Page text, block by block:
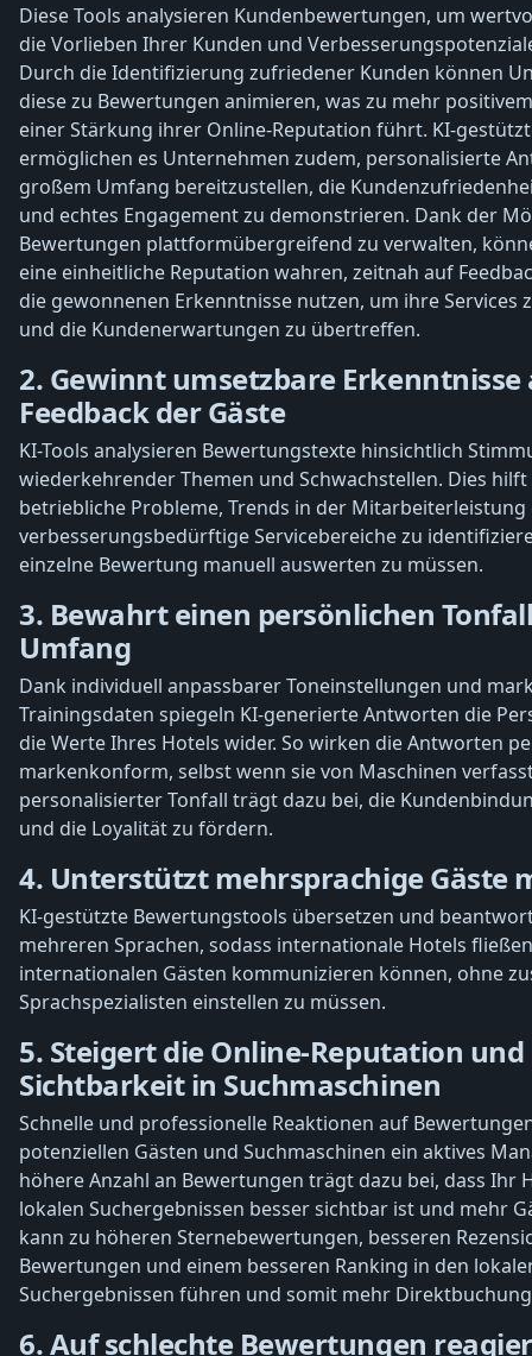
Diese Tools analysieren Kundenbewertungen, um
die Vorlieben Ihrer Kunden und
Durch die Identifizierung zufriedener Kunden können
diese zu Bewertungen animieren, was zu mehr
einer Stärkung ihrer Online-Reputation führt. KI-
ermöglichen es Unternehmen zudem, personalisierte
großem Umfang bereitzustellen, die
und echtes Engagement zu demonstrieren. Dank der
Bewertungen plattformübergreifend zu verwalten,
eine einheitliche Reputation wahren, zeitnah auf
die gewonnenen Erkenntnisse nutzen, um ihre Services
und die Kundenerwartungen zu übertreffen.
2. Gewinnt umsetzbare Erkenntnisse
Feedback der Gäste
KI-Tools analysieren Bewertungstexte hinsichtlich
wiederkehrender Themen und Schwachstellen. Dies
betriebliche Probleme, Trends in der Mitarbeiterleistung
verbesserungsbedürftige Servicebereiche zu
einzelne Bewertung manuell auswerten zu müssen.
3. Bewahrt einen persönlichen
Umfang
Dank individuell anpassbarer Toneinstellungen und
Trainingsdaten spiegeln KI-generierte Antworten die
die Werte Ihres Hotels wider. So wirken die Antworten
markenkonform, selbst wenn sie von Maschinen
personalisierter Tonfall trägt dazu bei, die
und die Loyalität zu fördern.
4. Unterstützt mehrsprachige Gäste
KI-gestützte Bewertungstools übersetzen und
mehreren Sprachen, sodass internationale Hotels
internationalen Gästen kommunizieren können, ohne
Sprachspezialisten einstellen zu müssen.
5. Steigert die Online-Reputation und
Sichtbarkeit in Suchmaschinen
Schnelle und professionelle Reaktionen auf
potenziellen Gästen und Suchmaschinen ein aktives
höhere Anzahl an Bewertungen trägt dazu bei, dass Ihr
lokalen Suchergebnissen besser sichtbar ist und mehr
kann zu höheren Sternebewertungen, besseren
Bewertungen und einem besseren Ranking in den
Suchergebnissen führen und somit mehr
6. Auf schlechte Bewertungen